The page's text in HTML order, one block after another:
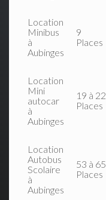
Location
Minibus
à
Aubinges
9
Places
Location
Mini
autocar
à
Aubinges
19 à 22
Places
Location
Autobus
Scolaire
à
Aubinges
53 à 65
Places